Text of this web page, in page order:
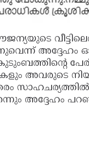
അവരുടെ
അദ്ദേഹം